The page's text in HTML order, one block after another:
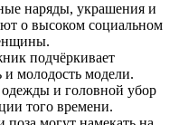
наряды, украшения и
о высоком социальном
подчёркивает
молодость модели.
и головной убор
того времени.